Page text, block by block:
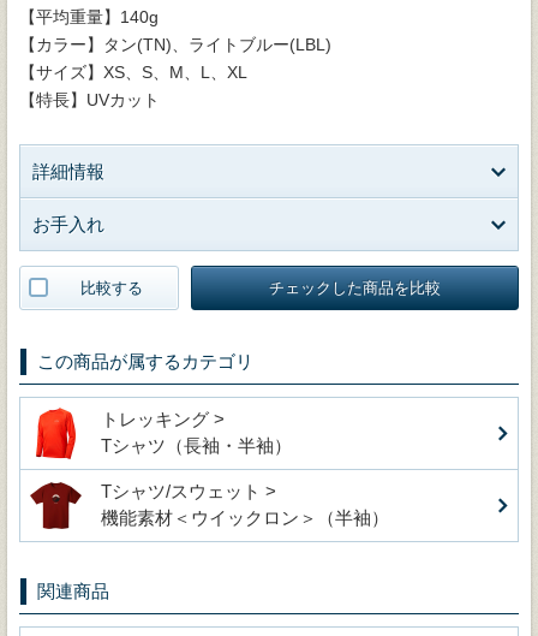
【平均重量】140g
【カラー】タン(TN)、ライトブルー(LBL)
【サイズ】XS、S、M、L、XL
【特長】UVカット
詳細情報
お手入れ
比較する チェックした商品を比較
この商品が属するカテゴリ
トレッキング >
Tシャツ（長袖・半袖）
Tシャツ/スウェット >
機能素材＜ウイックロン＞（半袖）
関連商品